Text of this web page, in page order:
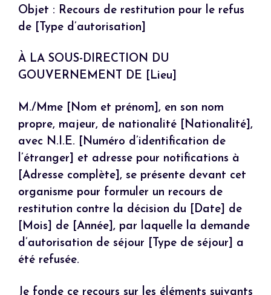
Objet : Recours de restitution pour le refus
de [Type d’autorisation]
À LA SOUS-DIRECTION DU
GOUVERNEMENT DE [Lieu]
M./Mme [Nom et prénom], en son nom
propre, majeur, de nationalité [Nationalité],
avec N.I.E. [Numéro d’identification de
l’étranger] et adresse pour notifications à
[Adresse complète], se présente devant cet
organisme pour formuler un recours de
restitution contre la décision du [Date] de
[Mois] de [Année], par laquelle la demande
d’autorisation de séjour [Type de séjour] a
été refusée.
Je fonde ce recours sur les éléments suivants